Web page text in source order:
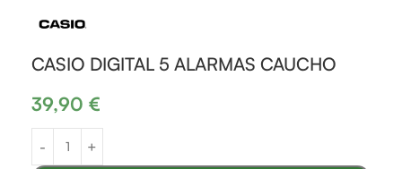
CASIO DIGITAL 5 ALARMAS CAUCHO
39,90 €